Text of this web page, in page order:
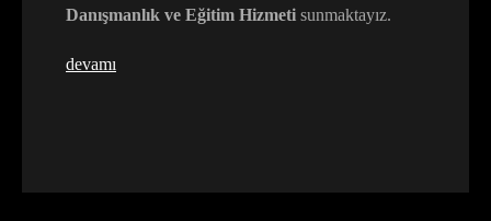
Danışmanlık ve Eğitim Hizmeti sunmaktayız.
devamı